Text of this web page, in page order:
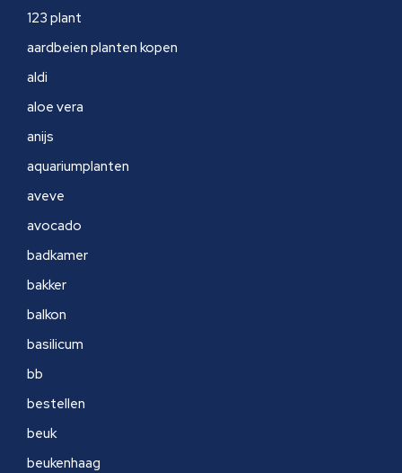
123 plant
aardbeien planten kopen
aldi
aloe vera
anijs
aquariumplanten
aveve
avocado
badkamer
bakker
balkon
basilicum
bb
bestellen
beuk
beukenhaag